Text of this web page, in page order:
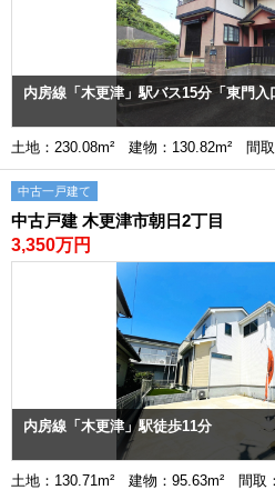
内房線「木更津」駅バス15分「東門入
土地：230.08m² 建物：130.82m² 間
中古一戸建て
中古戸建 木更津市朝日2丁目
3,350万円
内房線「木更津」駅徒歩11分
土地：130.71m² 建物：95.63m² 間取